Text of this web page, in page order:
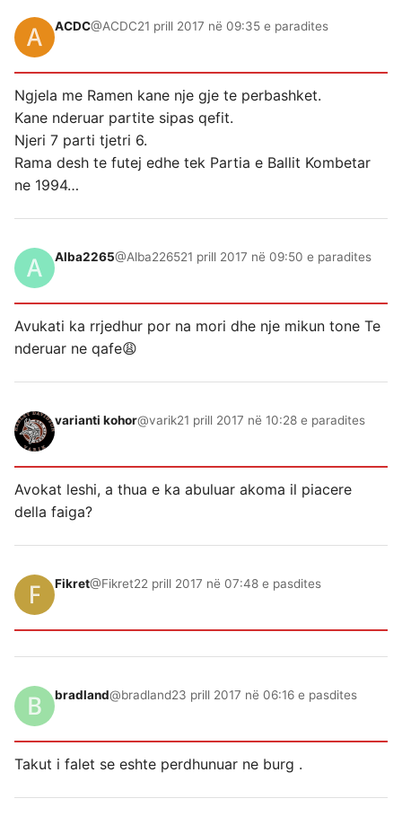
ACDC@ACDC21 prill 2017 në 09:35 e paradites
Ngjela me Ramen kane nje gje te perbashket.
Kane nderuar partite sipas qefit.
Njeri 7 parti tjetri 6.
Rama desh te futej edhe tek Partia e Ballit Kombetar
ne 1994…
Alba2265@Alba226521 prill 2017 në 09:50 e paradites
Avukati ka rrjedhur por na mori dhe nje mikun tone Te
nderuar ne qafe😩
varianti kohor@varik21 prill 2017 në 10:28 e paradites
Avokat leshi, a thua e ka abuluar akoma il piacere
della faiga?
Fikret@Fikret22 prill 2017 në 07:48 e pasdites
bradland@bradland23 prill 2017 në 06:16 e pasdites
Takut i falet se eshte perdhunuar ne burg .